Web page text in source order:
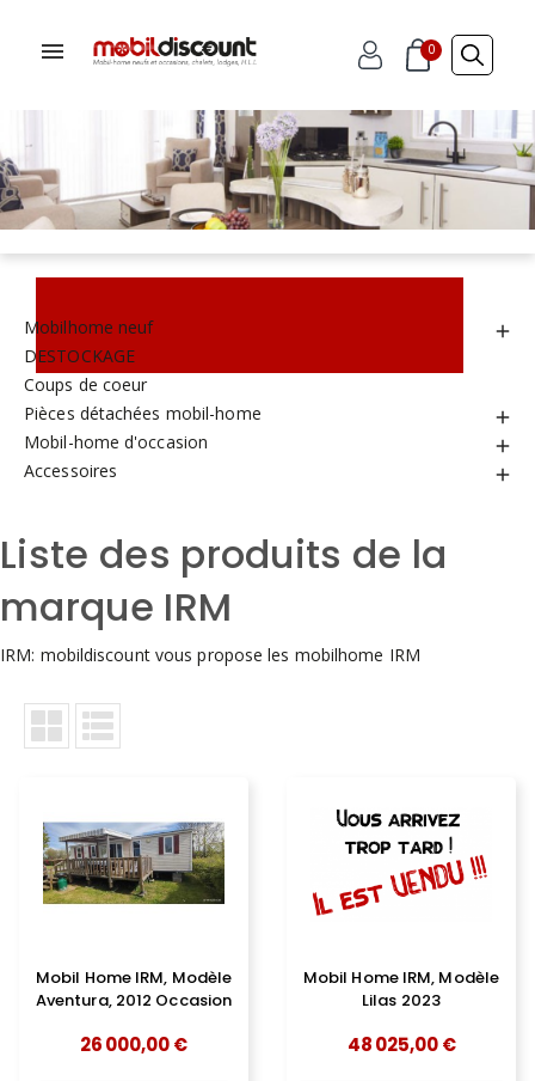
0
Mobilhome neuf 
DESTOCKAGE
Coups de coeur
Pièces détachées mobil-home

Mobil-home d'occasion 
Accessoires 
Liste des produits de la
marque IRM
IRM: mobildiscount vous propose les mobilhome IRM
Mobil Home IRM, Modèle
Aventura, 2012 Occasion
26 000,00 €
Mobil Home IRM, Modèle
Lilas 2023
48 025,00 €